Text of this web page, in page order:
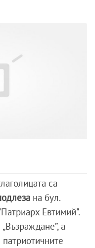
са
на бул.
Евтимий".
а